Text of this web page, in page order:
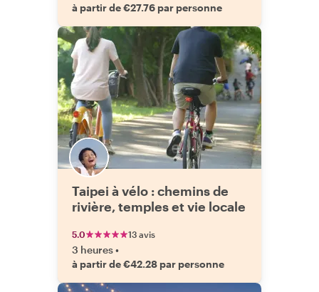
à partir de €27.76 par personne
Taipei à vélo : chemins de
rivière, temples et vie locale
5.0 13 avis
3 heures•
à partir de €42.28 par personne